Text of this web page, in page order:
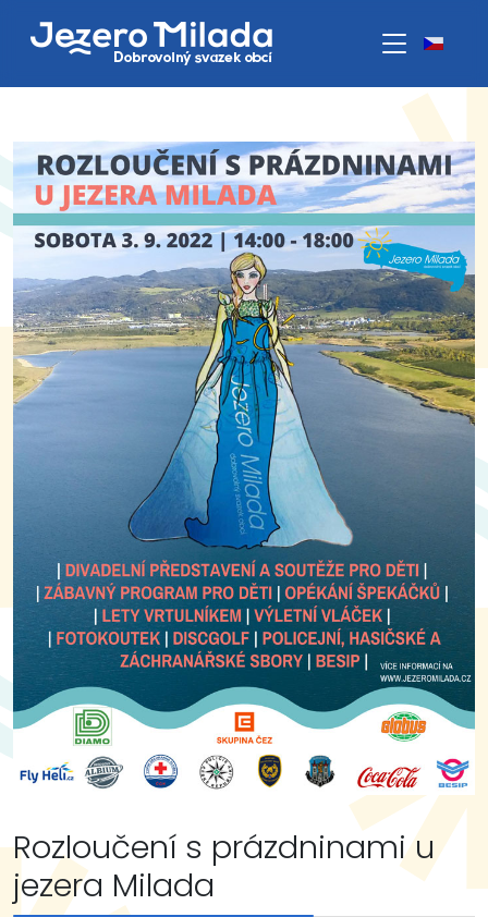
Rozloučení s prázdninami u
jezera Milada